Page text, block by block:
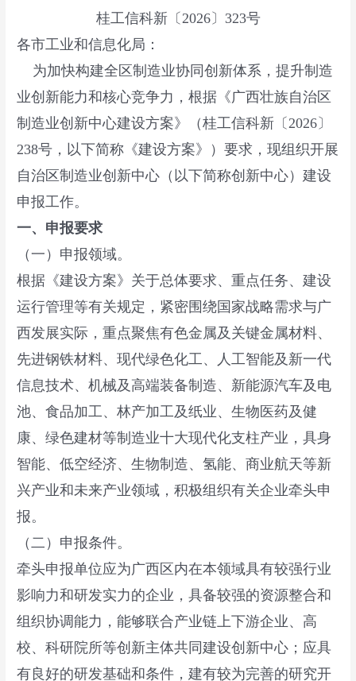
桂工信科新〔2026〕323号
各市工业和信息化局：
为加快构建全区制造业协同创新体系，提升制造
业创新能力和核心竞争力，根据《广西壮族自治区
制造业创新中心建设方案》（桂工信科新〔2026〕
238号，以下简称《建设方案》）要求，现组织开展
自治区制造业创新中心（以下简称创新中心）建设
申报工作。
一、申报要求
（一）申报领域。
根据《建设方案》关于总体要求、重点任务、建设
运行管理等有关规定，紧密围绕国家战略需求与广
西发展实际，重点聚焦有色金属及关键金属材料、
先进钢铁材料、现代绿色化工、人工智能及新一代
信息技术、机械及高端装备制造、新能源汽车及电
池、食品加工、林产加工及纸业、生物医药及健
康、绿色建材等制造业十大现代化支柱产业，具身
智能、低空经济、生物制造、氢能、商业航天等新
兴产业和未来产业领域，积极组织有关企业牵头申
报。
（二）申报条件。
牵头申报单位应为广西区内在本领域具有较强行业
影响力和研发实力的企业，具备较强的资源整合和
组织协调能力，能够联合产业链上下游企业、高
校、科研院所等创新主体共同建设创新中心；应具
有良好的研发基础和条件，建有较为完善的研究开